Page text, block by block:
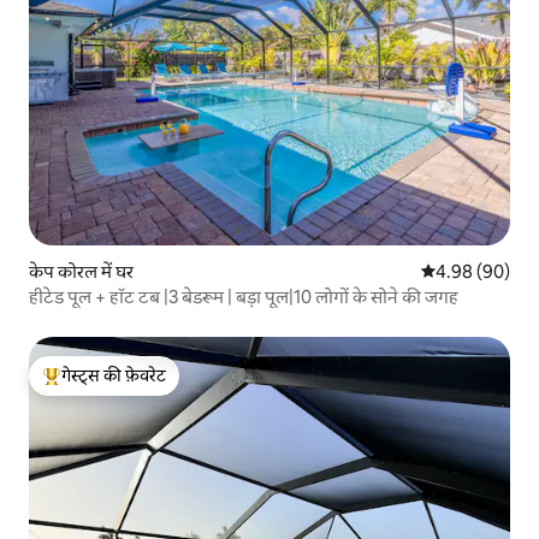
केप कोरल में घर औसत रेटिंग 5 में
4.98 (90)
हीटेड पूल + हॉट टब |3 बेडरूम | बड़ा पूल|10 लोगों के सोने की जगह
गेस्ट्स का टॉप फ़ेवरेट
गेस्ट्स की फ़ेवरेट